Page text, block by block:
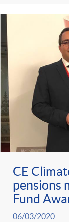
r
o
C
a
t
e
g
g
u
t
s
CE
pensions
Fund
06/03/2020